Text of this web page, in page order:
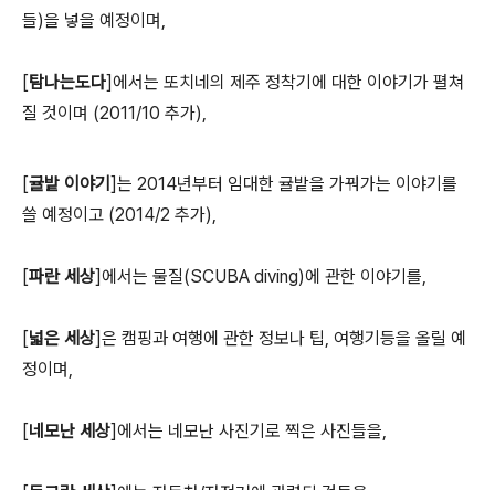
들)을 넣을 예정이며,
[탐나는도다]에서는 또치네의 제주 정착기에 대한 이야기가 펼쳐
질 것이며 (2011/10 추가),
[귤밭 이야기 ]는 2014년부터 임대한 귤밭을 가꿔가는 이야기를
쓸 예정이고 (2014/2 추가),
[파란 세상]에서는 물질(SCUBA diving)에 관한 이야기를,
[넓은 세상]은 캠핑과 여행에 관한 정보나 팁, 여행기등을 올릴 예
정이며,
[네모난 세상]에서는 네모난 사진기로 찍은 사진들을,